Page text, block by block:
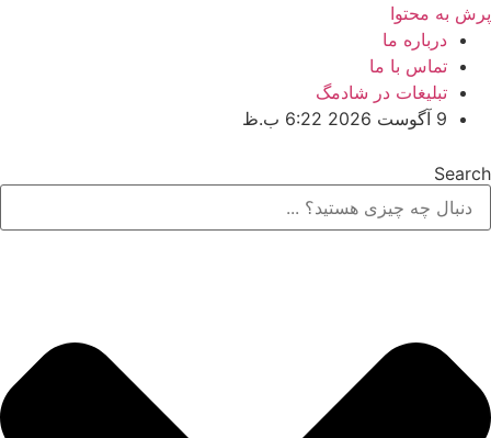
پرش به محتوا
درباره ما
تماس با ما
تبلیغات در شادمگ
9 آگوست 2026 6:22 ب.ظ
Search